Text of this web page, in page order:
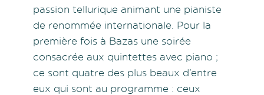
passion tellurique animant une pianiste
de renommée internationale. Pour la
première fois à Bazas une soirée
consacrée aux quintettes avec piano ;
ce sont quatre des plus beaux d’entre
eux qui sont au programme : ceux